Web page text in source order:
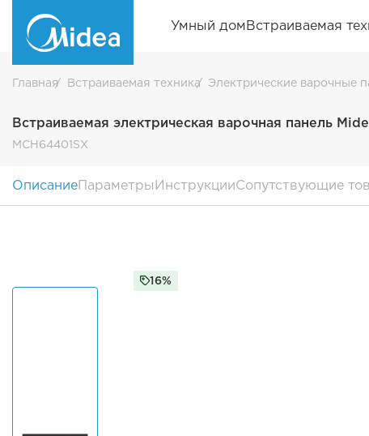
Умный домВстраиваемая
Главная Встраиваемая техника Электрические варочные
Встраиваемая электрическая варочная панель
MCH64401SX
ОписаниеПараметрыИнструкцииСопутствующие
16%